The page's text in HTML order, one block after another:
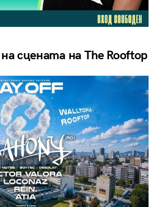
сцената на The Rooftop